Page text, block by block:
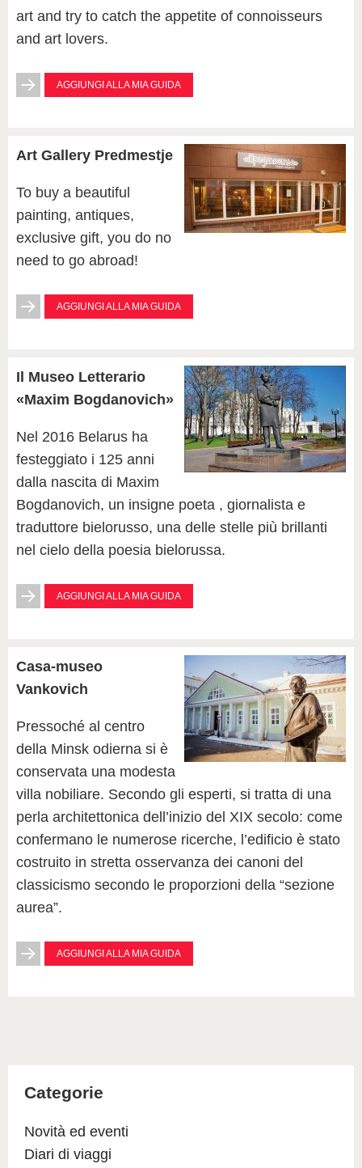
art and try to catch the appetite of connoisseurs
and art lovers.
AGGIUNGI ALLA MIA GUIDA
Art Gallery Predmestje
To buy a beautiful
painting, antiques,
exclusive gift, you do no
need to go abroad!
AGGIUNGI ALLA MIA GUIDA
Il Museo Letterario
«Maxim Bogdanovich»
Nel 2016 Belarus ha
festeggiato i 125 anni
dalla nascita di Maxim
Bogdanovich, un insigne poeta , giornalista e
traduttore bielorusso, una delle stelle più brillanti
nel cielo della poesia bielorussa.
AGGIUNGI ALLA MIA GUIDA
Casa-museo
Vankovich
Pressoché al centro
della Minsk odierna si è
conservata una modesta
villa nobiliare. Secondo gli esperti, si tratta di una
perla architettonica dell’inizio del XIX secolo: come
confermano le numerose ricerche, l’edificio è stato
costruito in stretta osservanza dei canoni del
classicismo secondo le proporzioni della “sezione
aurea”.
AGGIUNGI ALLA MIA GUIDA
Categorie
Novità ed eventi
Diari di viaggi